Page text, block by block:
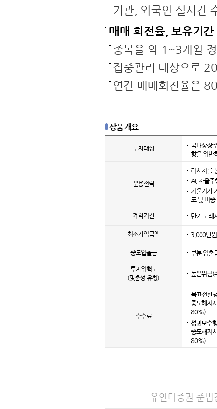
기관, 외국인 실시간
매매 회전율, 보유기
종목을 약 1~3개월
집중관리 대상으로
연간 매매회전율은
상품 개요
투자대상
국내상장
향을 위반
운용전략
리서치를
AI, 자율주
기울기가
도 및 비중
계약기간 만기 도래
최소가입금액 3,000만
중도입출금 부분 입출
투자위험도
(맞춤성 유형)
높은위험(
수수료
목표전환
중도해지
80%)
성과보수
중도해지
80%)
유안타증권 준